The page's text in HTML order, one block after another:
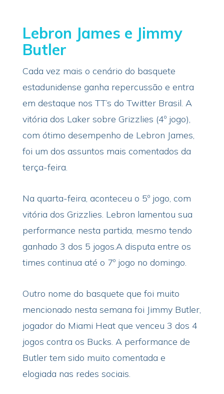
Lebron James e Jimmy
Butler
Cada vez mais o cenário do basquete
estadunidense ganha repercussão e entra
em destaque nos TT’s do Twitter Brasil. A
vitória dos Laker sobre Grizzlies (4º jogo),
com ótimo desempenho de Lebron James,
foi um dos assuntos mais comentados da
terça-feira.
Na quarta-feira, aconteceu o 5º jogo, com
vitória dos Grizzlies. Lebron lamentou sua
performance nesta partida, mesmo tendo
ganhado 3 dos 5 jogos.A disputa entre os
times continua até o 7º jogo no domingo.
Outro nome do basquete que foi muito
mencionado nesta semana foi Jimmy Butler,
jogador do Miami Heat que venceu 3 dos 4
jogos contra os Bucks. A performance de
Butler tem sido muito comentada e
elogiada nas redes sociais.